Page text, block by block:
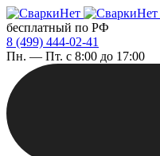
бесплатный по РФ
8 (499) 444-02-41
Пн. — Пт. с 8:00 до 17:00